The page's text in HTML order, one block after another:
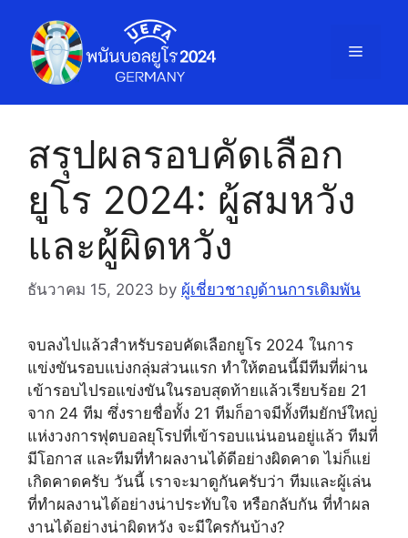
content
Menu
สรุปผลรอบคัดเลือก
ยูโร 2024: ผู้สมหวัง
และผู้ผิดหวัง
ธันวาคม 15, 2023 by ผู้เชี่ยวชาญด้านการเดิมพัน
จบลงไปแล้วสำหรับรอบคัดเลือกยูโร 2024 ในการ
แข่งขันรอบแบ่งกลุ่มส่วนแรก ทำให้ตอนนี้มีทีมที่ผ่าน
เข้ารอบไปรอแข่งขันในรอบสุดท้ายแล้วเรียบร้อย 21
จาก 24 ทีม ซึ่งรายชื่อทั้ง 21 ทีมก็อาจมีทั้งทีมยักษ์ใหญ่
แห่งวงการฟุตบอลยุโรปที่เข้ารอบแน่นอนอยู่แล้ว ทีมที่
มีโอกาส และทีมที่ทำผลงานได้ดีอย่างผิดคาด ไม่ก็แย่
เกิดคาดครับ วันนี้ เราจะมาดูกันครับว่า ทีมและผู้เล่น
ที่ทำผลงานได้อย่างน่าประทับใจ หรือกลับกัน ที่ทำผล
งานได้อย่างน่าผิดหวัง จะมีใครกันบ้าง?